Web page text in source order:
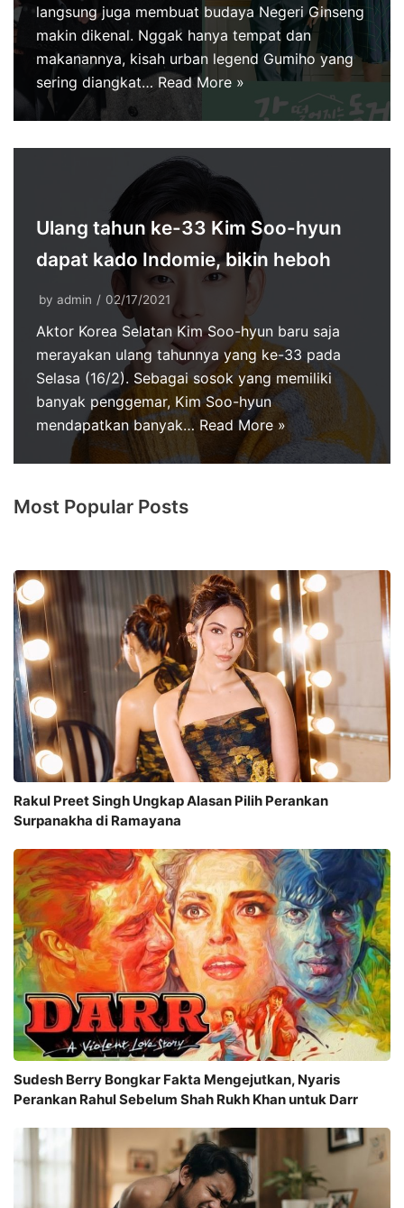
langsung juga membuat budaya Negeri Ginseng
makin dikenal. Nggak hanya tempat dan
makanannya, kisah urban legend Gumiho yang
sering diangkat… Read More »
Ulang tahun ke-33 Kim Soo-hyun
dapat kado Indomie, bikin heboh
by admin 02/17/2021
Aktor Korea Selatan Kim Soo-hyun baru saja
merayakan ulang tahunnya yang ke-33 pada
Selasa (16/2). Sebagai sosok yang memiliki
banyak penggemar, Kim Soo-hyun
mendapatkan banyak… Read More »
Most Popular Posts
Rakul Preet Singh Ungkap Alasan Pilih Perankan
Surpanakha di Ramayana
Sudesh Berry Bongkar Fakta Mengejutkan, Nyaris
Perankan Rahul Sebelum Shah Rukh Khan untuk Darr